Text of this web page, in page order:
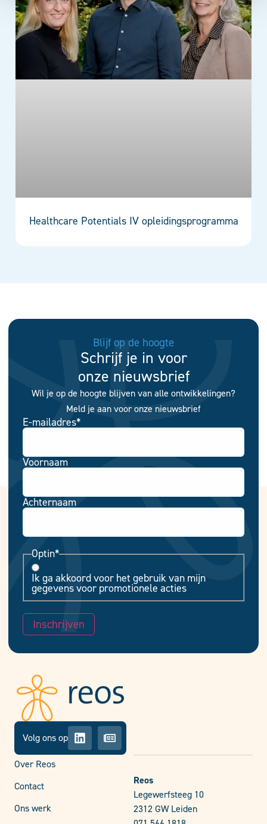
Healthcare Potentials IV opleidingsprogramma
Blijf op de hoogte
Schrijf je in voor
onze nieuwsbrief
Wil je op de hoogte blijven van alle ontwikkelingen?
Meld je aan voor onze nieuwsbrief
E-mailadres*
Voornaam
Achternaam
Optin*
Ik ga akkoord voor het gebruik van mijn
gegevens voor promotionele acties
Inschrijven
Volg ons op
Over Reos
Contact
Ons werk
Reos
Legewerfsteeg 10
2312 GW Leiden